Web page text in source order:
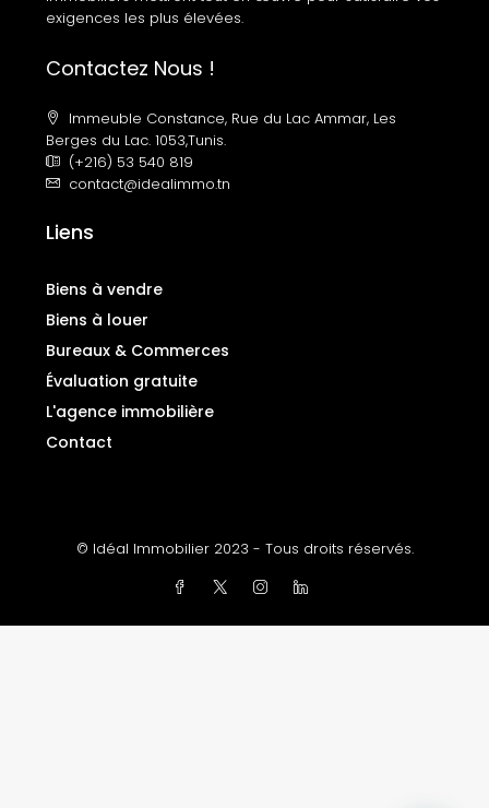
exigences les plus élevées.
Contactez Nous !
Immeuble Constance, Rue du Lac Ammar, Les
Berges du Lac. 1053,Tunis.
(+216) 53 540 819
contact@idealimmo.tn
Liens
Biens à vendre
Biens à louer
Bureaux & Commerces
Évaluation gratuite
L'agence immobilière
Contact
© Idéal Immobilier 2023 - Tous droits réservés.